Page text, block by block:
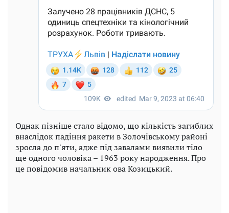
Однак пізніше стало відомо, що кількість загиблих
внаслідок падіння ракети в Золочівському районі
зросла до п'яти, адже під завалами виявили тіло
ще одного чоловіка – 1963 року народження. Про
це повідомив начальник ова Козицький.